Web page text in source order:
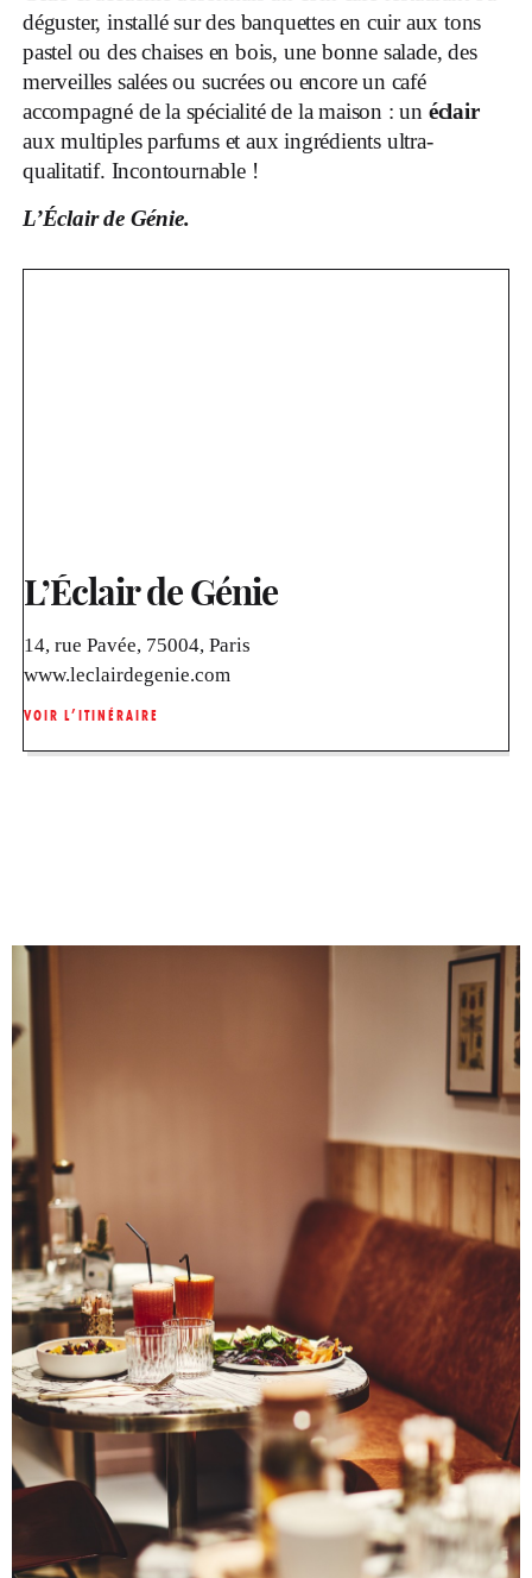
déguster, installé sur des banquettes en cuir aux tons
pastel ou des chaises en bois, une bonne salade, des
merveilles salées ou sucrées ou encore un café
accompagné de la spécialité de la maison : un éclair
aux multiples parfums et aux ingrédients ultra-
qualitatif. Incontournable !
L’Éclair de Génie.
L’Éclair de Génie
14, rue Pavée, 75004, Paris
www.leclairdegenie.com
VOIR L’ITINÉRAIRE